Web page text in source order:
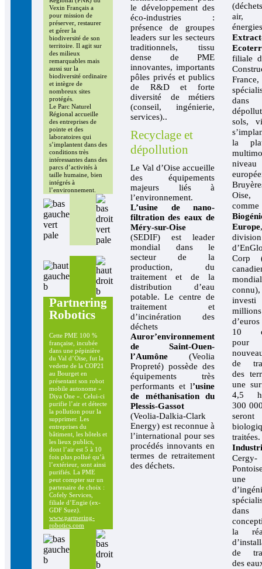
Vexin Français a
pour mission de
préserver, restaurer
et gérer la
biodiversité de son
territoire. Il agit sur
des milieux
remarquables mais
aussi sur la
biodiversité ordinaire
et intègre de
nombreux sites
protégés.
Le Parc Naturel
Régional accueille
des entreprises de
pointe et des
laboratoires qui
s’implantent dans des
conditions très
intéressantes dans des
parcs d’activités à
taille humaine, bien
intégrés à
l’environnement.
Partnering
Robotics
Cette PME 100 %
française, incubée
dans une pépinière
du Val d’Oise, fut la
vedette de la COP21
au Bourget en
présentant son robot
mobile autonome «
Diya One ». Celui-ci
purifie l’air et détecte
la pollution pour la
supprimer. Les
entreprises du
bâtiment, les hôtels et
les lieux publics,
dont l’air est 5 à 10
fois plus pollué qu’à
l’extérieur, sont ainsi
purifiés. La PME
peut compter sur un
partenaire de choix :
Cofely Services,
filiale d’Engie (ex-
GDF Suez).
www.partnering-
robotics.com
le développement des
éco-industries :
présence de groupes
leaders sur les secteurs
traditionnels, tissu
dense de PME
innovantes, importants
pôles privés et publics
de R&D et forte
diversité de métiers
(conseil, ingénierie,
services)..
Recyclage et
dépollution
Le Val d’Oise accueille
des équipements
majeurs liés à
l’environnement.
L’usine de nano-
filtration des eaux de
Méry-sur-Oise
(SEDIF) est leader
mondial dans le
secteur de la
production, du
traitement et de la
distribution d’eau
potable. Le centre de
traitement et
d’incinération des
déchets
Auror’environnement
de Saint-Ouen-
l’Aumône (Veolia
Propreté) possède des
équipements très
performants et l’usine
de méthanisation du
Plessis-Gassot
(Veolia-Dalkia-Clark
Energy) est reconnue à
l’international pour ses
procédés innovants en
termes de retraitement
des déchets.
air,
filiale
France,
sols,
la
niveau
comme
Europe,
division
Corp
millions
10
de
des
une
4,5
300
seront
Cergy-
une
la
de
des